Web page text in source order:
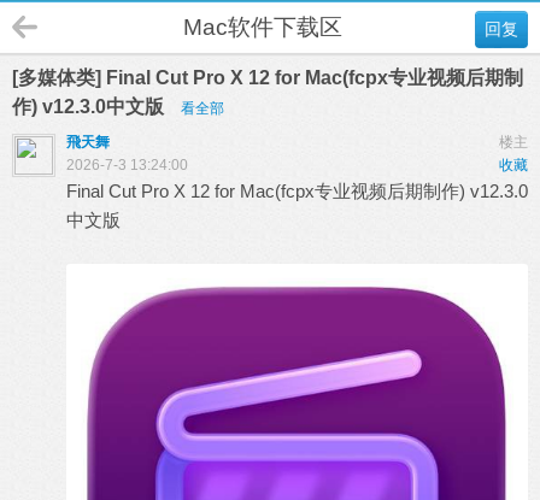
回复
Mac软件下载区
[多媒体类] Final Cut Pro X 12 for Mac(fcpx专业视频后期制
作) v12.3.0中文版
看全部
楼主
飛天舞
收藏
2026-7-3 13:24:00
Final Cut Pro X 12 for Mac(fcpx专业视频后期制作) v12.3.0
中文版